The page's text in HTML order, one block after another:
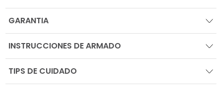
GARANTIA
INSTRUCCIONES DE ARMADO
TIPS DE CUIDADO